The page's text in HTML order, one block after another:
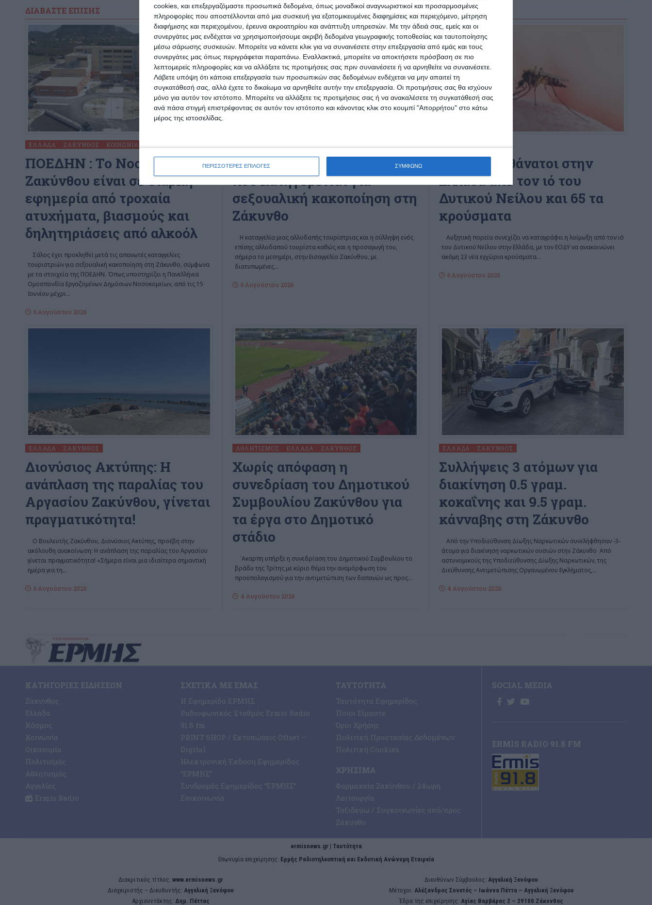
cookies, και επεξεργαζόμαστε προσωπικά δεδομένα, όπως μοναδικοί αναγνωριστικοί και προσαρμοσμένες
πληροφορίες που αποστέλλονται από μια συσκευή για εξατομικευμένες διαφημίσεις και περιεχόμενο, μέτρηση
διαφήμισης και περιεχομένου, έρευνα ακροατηρίου και ανάπτυξη υπηρεσιών. Με την άδειά σας, εμείς και οι
συνεργάτες μας ενδέχεται να χρησιμοποιήσουμε ακριβή δεδομένα γεωγραφικής τοποθεσίας και ταυτοποίησης
μέσω σάρωσης συσκευών. Μπορείτε να κάνετε κλικ για να συναινέσετε στην επεξεργασία από εμάς και τους
συνεργάτες μας όπως περιγράφεται παραπάνω. Εναλλακτικά, μπορείτε να αποκτήσετε πρόσβαση σε πιο
λεπτομερείς πληροφορίες και να αλλάξετε τις προτιμήσεις σας πριν συναινέσετε ή να αρνηθείτε να συναινέσετε.
Λάβετε υπόψη ότι κάποια επεξεργασία των προσωπικών σας δεδομένων ενδέχεται να μην απαιτεί τη
συγκατάθεσή σας, αλλά έχετε το δικαίωμα να αρνηθείτε αυτήν την επεξεργασία. Οι προτιμήσεις σας θα ισχύουν
μόνο για αυτόν τον ιστότοπο. Μπορείτε να αλλάξετε τις προτιμήσεις σας ή να ανακαλέσετε τη συγκατάθεσή σας
ανά πάσα στιγμή επιστρέφοντας σε αυτόν τον ιστότοπο και κάνοντας κλικ στο κουμπί "Απορρήτου" στο κάτω
μέρος της ιστοσελίδας.
ΠΕΡΙΣΣΟΤΕΡΕΣ ΕΠΙΛΟΓΕΣ ΣΥΜΦΩΝΩ
ΔΙΑΒΆΣΤΕ ΕΠΊΣΗΣ
ΕΛΛΆΔΑ ΖΆΚΥΝΘΟΣ ΚΟΙΝΩΝΊΑ
ΠΟΕΔΗΝ : To Νοσοκομείο
Ζακύνθου είναι σε διαρκή
εφημερία από τροχαία
ατυχήματα, βιασμούς και
δηλητηριάσεις από αλκοόλ
Σάλος έχει προκληθεί μετά τις απανωτές καταγγελίες
τουριστριών για σεξουαλική κακοποίηση στη Ζάκυνθο, σύμφωνα
με τα στοιχεία της ΠΟΕΔΗΝ. Όπως υποστηρίζει η Πανελλήνια
Ομοσπονδία Εργαζομένων Δημόσιων Νοσοκομείων, από τις 15
Ιουνίου μέχρι…
6 Αυγούστου 2026
Στον Εισαγγελέα τουρίστας
που κατηγορείται για
σεξουαλική κακοποίηση στη
Ζάκυνθο
Η καταγγελία μιας αλλοδαπής τουρίστριας και η σύλληψη ενός
επίσης αλλοδαπού τουρίστα καθώς και η προσαγωγή του,
σήμερα το μεσημέρι, στην Εισαγγελία Ζακύνθου, με
διατυπωμένες…
6 Αυγούστου 2026
Στους 6 οι θάνατοι στην
Ελλάδα από τον ιό του
Δυτικού Νείλου και 65 τα
κρούσματα
Αυξητική πορεία συνεχίζει να καταγράφει η λοίμωξη από τον ιό
του Δυτικού Νείλου στην Ελλάδα, με τον ΕΟΔΥ να ανακοινώνει
ακόμη 23 νέα εγχώρια κρούσματα…
6 Αυγούστου 2026
ΕΛΛΆΔΑ ΖΆΚΥΝΘΟΣ
Διονύσιος Ακτύπης: Η
ανάπλαση της παραλίας του
Αργασίου Ζακύνθου, γίνεται
πραγματικότητα!
Ο Βουλευτής Ζακύνθου, Διονύσιος Ακτύπης, προέβη στην
ακόλουθη ανακοίνωση: Η ανάπλαση της παραλίας του Αργασίου
γίνεται πραγματικότητα! «Σήμερα είναι μια ιδιαίτερα σημαντική
ημέρα για τη…
6 Αυγούστου 2026
ΑΘΛΗΤΙΣΜΌΣ ΕΛΛΆΔΑ ΖΆΚΥΝΘΟΣ
Χωρίς απόφαση η
συνεδρίαση του Δημοτικού
Συμβουλίου Ζακύνθου για
τα έργα στο Δημοτικό
στάδιο
΄Aκαρπη υπήρξε η συνεδρίαση του Δημοτικού Συμβουλίου το
βράδυ της Τρίτης με κύριο θέμα την αναμόρφωση του
προϋπολογισμού για την αντιμετώπιση των δαπανών ως προς…
4 Αυγούστου 2026
ΕΛΛΆΔΑ ΖΆΚΥΝΘΟΣ
Συλλήψεις 3 ατόμων για
διακίνηση 0.5 γραμ.
κοκαΐνης και 9.5 γραμ.
κάνναβης στη Ζάκυνθο
Από την Υποδιεύθυνση Δίωξης Ναρκωτικών συνελήφθησαν -3-
άτομα για διακίνηση ναρκωτικών ουσιών στην Ζάκυνθο Από
αστυνομικούς της Υποδιεύθυνσης Δίωξης Ναρκωτικών, της
Διεύθυνσης Αντιμετώπισης Οργανωμένου Εγκλήματος,…
4 Αυγούστου 2026
ΚΑΤΗΓΟΡΊΕΣ ΕΙΔΉΣΕΩΝ
Ζάκυνθος
Ελλάδα
Κόσμος
Κοινωνία
Οικονομία
Πολιτισμός
Αθλητισμός
Αγγελίες
Ermis Radio
ΣΧΕΤΙΚΆ ΜΕ ΕΜΆΣ
Η Εφημερίδα ΕΡΜΗΣ
Ραδιοφωνικός Σταθμός Ermis Radio
91.8 fm
PRINT SHOP / Εκτυπώσεις Offset –
Digital
Ηλεκτρονική Έκδοση Εφημερίδας
“ΕΡΜΗΣ”
Συνδρομές Εφημερίδας “ΕΡΜΗΣ”
Επικοινωνία
ΤΑΥΤΌΤΗΤΑ
Ταυτότητα Εφημερίδας
Ποιοι Είμαστε
Όροι Χρήσης
Πολιτική Προστασίας Δεδομένων
Πολιτική Cookies
ΧΡΉΣΙΜΑ
Φαρμακεία Ζακύνθου / 24ωρη
Λειτουργία
Ταξιδεύω / Συγκοινωνίες από/προς
Ζάκυνθο
SOCIAL MEDIA
ERMIS RADIO 91.8 FM
ermisnews.gr | Ταυτότητα
Eπωνυμία επιχείρησης: Ερμής Ραδιοτηλεοπτική και Εκδοτική Ανώνυμη Εταιρεία
Διακριτικός τίτλος: www.ermisnews.gr
Διαχειριστής – Διευθυντής: Αγγελική Ξενόφου
Αρχισυντάκτης: Δημ. Πέττας
Διευθύνων Σύμβουλος: Αγγελική Ξενόφου
Μέτοχοι: Αλέξανδρος Συνετός – Iωάννα Πέττα – Αγγελική Ξενόφου
Έδρα της επιχείρησης: Aγίας Βαρβάρας 2 – 29100 Ζάκυνθος